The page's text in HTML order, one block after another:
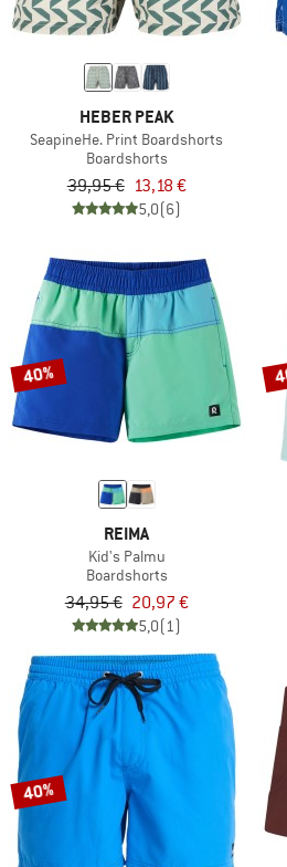
HEBER PEAK
SeapineHe. Print Boardshorts
Boardshorts
39,95 € 13,18 €
5,0(6)
40%
REIMA
Kid's Palmu
Boardshorts
34,95 € 20,97 €
5,0(1)
40%